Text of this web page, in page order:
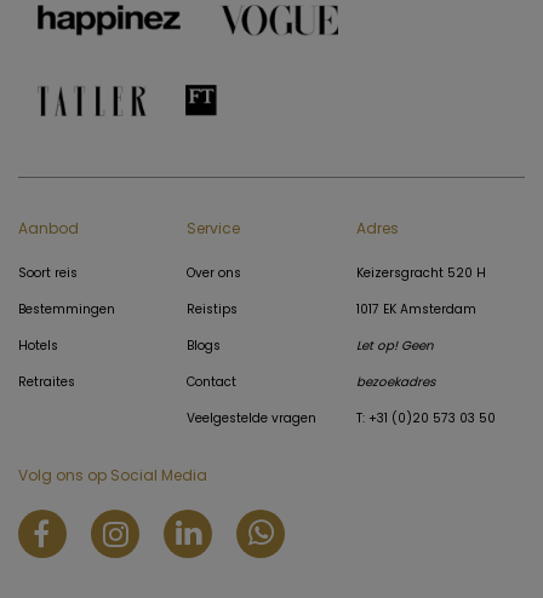
Aanbod
Soort reis
Bestemmingen
Hotels
Retraites
Service
Over ons
Reistips
Blogs
Contact
Veelgestelde vragen
Adres
Keizersgracht 520 H
1017 EK Amsterdam
Let op! Geen
bezoekadres
T: +31 (0)20 573 03 50
Volg ons op Social Media